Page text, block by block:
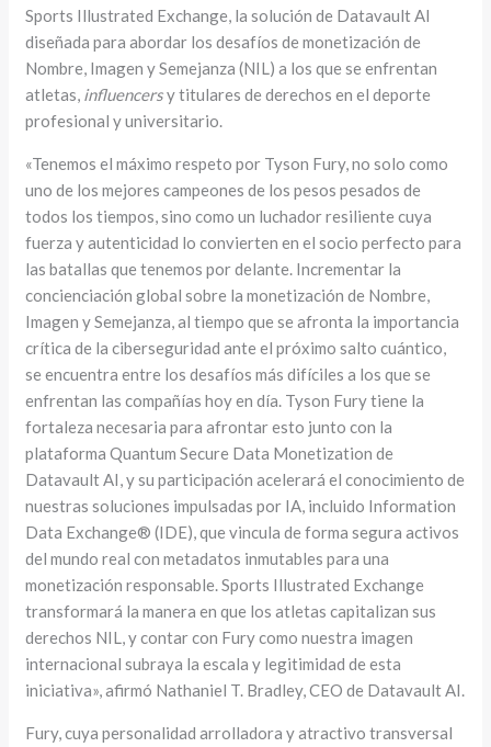
Sports Illustrated Exchange, la solución de Datavault AI
diseñada para abordar los desafíos de monetización de
Nombre, Imagen y Semejanza (NIL) a los que se enfrentan
atletas, influencersy titulares de derechos en el deporte
profesional y universitario.
«Tenemos el máximo respeto por Tyson Fury, no solo como
uno de los mejores campeones de los pesos pesados de
todos los tiempos, sino como un luchador resiliente cuya
fuerza y autenticidad lo convierten en el socio perfecto para
las batallas que tenemos por delante. Incrementar la
concienciación global sobre la monetización de Nombre,
Imagen y Semejanza, al tiempo que se afronta la importancia
crítica de la ciberseguridad ante el próximo salto cuántico,
se encuentra entre los desafíos más difíciles a los que se
enfrentan las compañías hoy en día. Tyson Fury tiene la
fortaleza necesaria para afrontar esto junto con la
plataforma Quantum Secure Data Monetization de
Datavault AI, y su participación acelerará el conocimiento de
nuestras soluciones impulsadas por IA, incluido Information
Data Exchange® (IDE), que vincula de forma segura activos
del mundo real con metadatos inmutables para una
monetización responsable. Sports Illustrated Exchange
transformará la manera en que los atletas capitalizan sus
derechos NIL, y contar con Fury como nuestra imagen
internacional subraya la escala y legitimidad de esta
iniciativa», afirmó Nathaniel T. Bradley, CEO de Datavault AI.
Fury, cuya personalidad arrolladora y atractivo transversal